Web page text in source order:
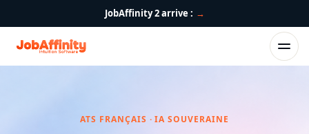
JobAffinity 2 arrive : →
ATS FRANÇAIS · IA SOUVERAINE